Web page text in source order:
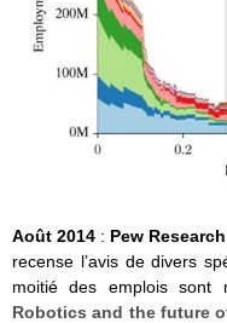
Août 2014 : Pew
recense l’avis de divers
moitié des emplois sont
Robotics and the future